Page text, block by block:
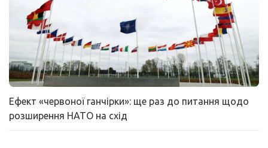
Ефект «червоної ганчірки»: ще раз до питання щодо
розширення НАТО на схід